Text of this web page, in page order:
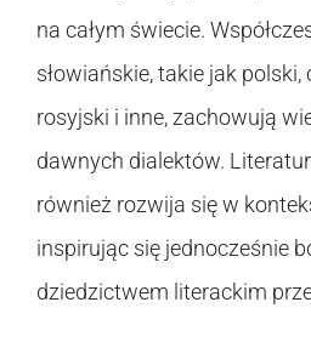
na całym świecie.
słowiańskie, takie jak polski,
rosyjski i inne, zachowują
dawnych dialektów.
również rozwija się w
inspirując się jednocześnie
dziedzictwem literackim